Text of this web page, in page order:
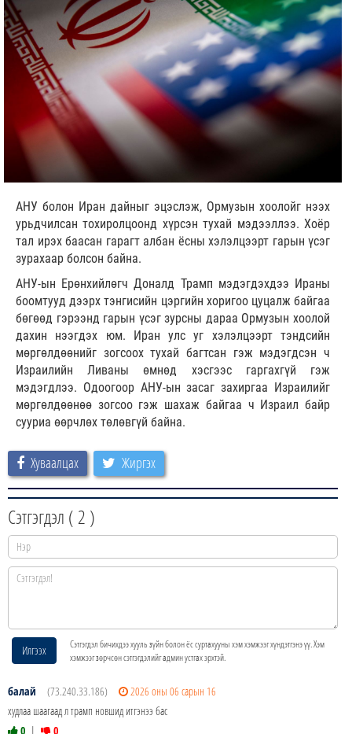
АНУ болон Иран дайныг эцэслэж, Ормузын хоолойг нээх
урьдчилсан тохиролцоонд хүрсэн тухай мэдээллээ. Хоёр
тал ирэх баасан гарагт албан ёсны хэлэлцээрт гарын үсэг
зурахаар болсон байна.
АНУ-ын Ерөнхийлөгч Доналд Трамп мэдэгдэхдээ Ираны
боомтууд дээрх тэнгисийн цэргийн хоригоо цуцалж байгаа
бөгөөд гэрээнд гарын үсэг зурсны дараа Ормузын хоолой
дахин нээгдэх юм. Иран улс уг хэлэлцээрт тэндсийн
мөргөлдөөнийг зогсоох тухай багтсан гэж мэдэгдсэн ч
Израилийн Ливаны өмнөд хэсгээс гаргахгүй гэж
мэдэгдлээ. Одоогоор АНУ-ын засаг захиргаа Израилийг
мөргөлдөөнөө зогсоо гэж шахаж байгаа ч Израил байр
сууриа өөрчлөх төлөвгүй байна.
Хуваалцах Жиргэх
Сэтгэгдэл (2 )
Илгээх
Сэтгэгдэл бичихдээ хууль зүйн болон ёс суртахууны хэм хэмжээг хүндэтгэнэ үү. Хэм
хэмжээг зөрчсөн сэтгэгдэлийг админ устгах эрхтэй.
балай (73.240.33.186)
2026 оны 06 сарын 16
худлаа шаагаад л трамп новшид итгэнээ бас
0 | 0